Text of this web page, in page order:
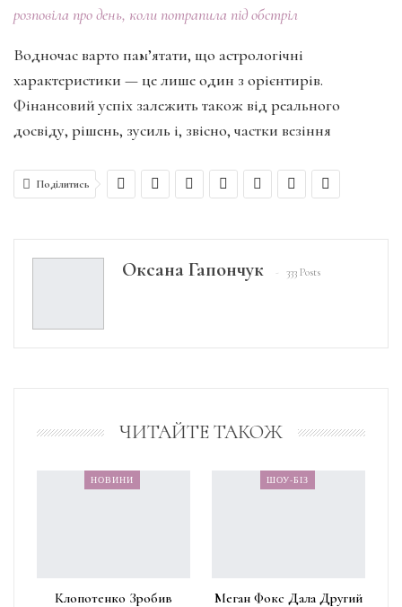
розповіла про день, коли потрапила під обстріл
Водночас варто пам’ятати, що астрологічні
характеристики — це лише один з орієнтирів.
Фінансовий успіх залежить також від реального
досвіду, рішень, зусиль і, звісно, частки везіння
Поділитись
Оксана Гапончук 333 Posts
ЧИТАЙТЕ ТАКОЖ
НОВИНИ
Клопотенко Зробив
ШОУ-БІЗ
Меган Фокс Дала Другий